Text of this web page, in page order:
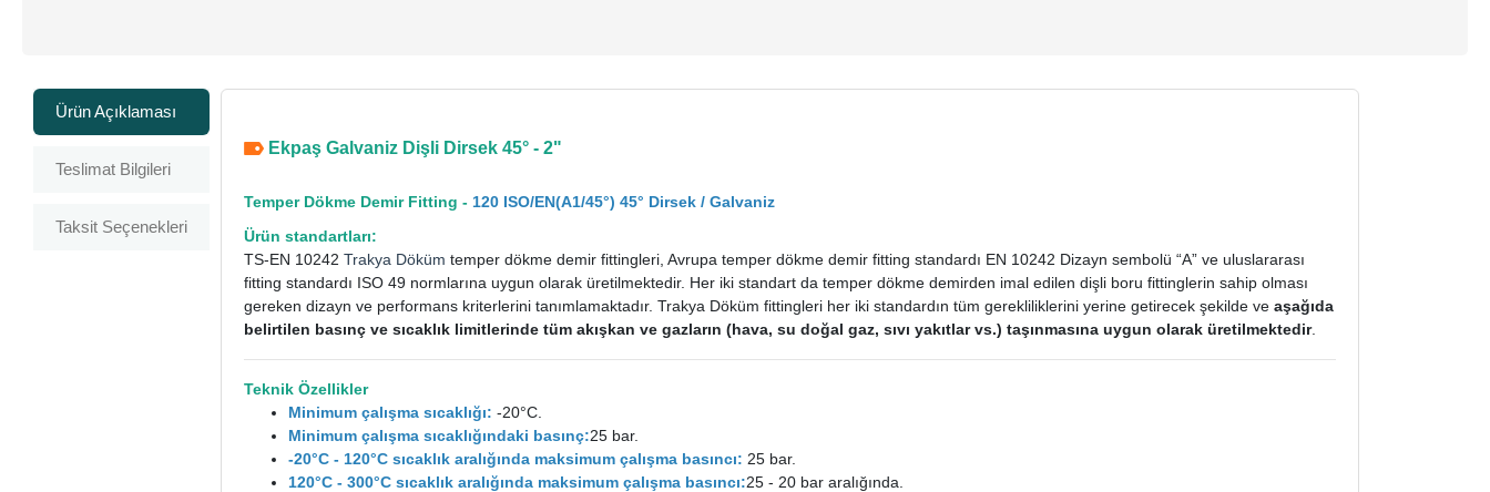
Ürün Açıklaması
Teslimat Bilgileri
Taksit Seçenekleri
Ekpaş Galvaniz Dişli Dirsek 45° - 2"
Temper Dökme Demir Fitting - 120 ISO/EN(A1/45°) 45° Dirsek / Galvaniz
Ürün standartları:
TS-EN 10242Trakya Döküm temper dökme demir fittingleri, Avrupa temper dökme demir fitting standardı EN 10242 Dizayn sembolü “A” ve uluslararası
fitting standardı ISO 49 normlarına uygun olarak üretilmektedir. Her iki standart da temper dökme demirden imal edilen dişli boru fittinglerin sahip olması
gereken dizayn ve performans kriterlerini tanımlamaktadır. Trakya Döküm fittingleri her iki standardın tüm gerekliliklerini yerine getirecek şekilde veaşağıda
belirtilen basınç ve sıcaklık limitlerinde tüm akışkan ve gazların (hava, su doğal gaz, sıvı yakıtlar vs.) taşınmasına uygun olarak üretilmektedir.
Teknik Özellikler
Minimum çalışma sıcaklığı: -20°C.
Minimum çalışma sıcaklığındaki basınç:25 bar.
-20°C - 120°C sıcaklık aralığında maksimum çalışma basıncı: 25 bar.
120°C - 300°C sıcaklık aralığında maksimum çalışma basıncı:25 - 20 bar aralığında.